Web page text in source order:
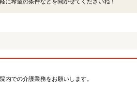
に希望の条件などを聞かせてくださいね！
内での介護業務をお願いします。